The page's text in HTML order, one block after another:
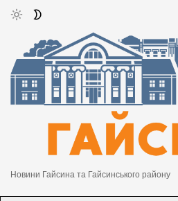
Новини Гайсина та Гайсинського району